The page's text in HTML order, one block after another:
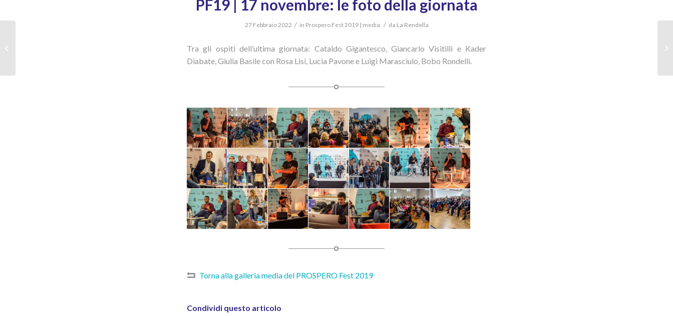
PF19 | 17 novembre: le foto della giornata
27 Febbraio 2022 / in Prospero Fest 2019 | media / da La Rendella
Tra gli ospiti dell’ultima giornata: Cataldo Gigantesco, Giancarlo Visitilli e Kader
Diabate, Giulia Basile con Rosa Lisi, Lucia Pavone e Luigi Marasciulo, Bobo Rondelli.
Torna alla galleria media del PROSPERO Fest 2019
Condividi questo articolo